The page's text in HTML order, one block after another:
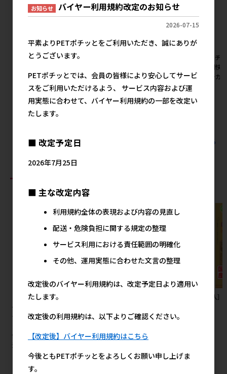
[ユニ･チャーム]マナーウェア
ドテイスト 42枚入【メーカー
フェア10】
メーカー希望小売価格
ないねこ型チップ 4.0L
メーカー希望小売価格
2,012円
[ユニ･チ
長時間快
【メーカ
すべてのユニ・チャームの人気商品を見る
［ペティオアドメイト(直送)］
ペット用リバーシブル電気ヒー
ター ハード M ※メーカー直送
価合計：税抜５万円以上)にご
注意下さい
参考上代 5,045円
り 6L
［友人
お知らせ バイヤー利用規約改定のお知らせ
2026-07-15
平素よりPETポチッとをご利用いただき、誠にありが
とうございます。
PETポチッとでは、会員の皆様により安心してサービ
スをご利用いただけるよう、 サービス内容および運
用実態に合わせて、バイヤー利用規約の一部を改定い
たします。
■ 改定予定日
2026年7月25日
■ 主な改定内容
利用規約全体の表現および内容の見直し
配送・危険負担に関する規定の整理
サービス利用における責任範囲の明確化
その他、運用実態に合わせた文言の整理
改定後のバイヤー利用規約は、改定予定日より適用い
たします。
改定後の利用規約は、以下よりご確認ください。
【改定後】バイヤー利用規約はこちら
今後ともPETポチッとをよろしくお願い申し上げま
す。